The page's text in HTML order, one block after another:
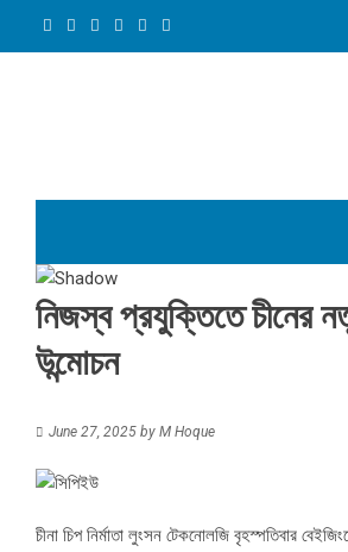
নিজস্ব প্রযুক্তিতে চীনের
উন্মোচন
June 27, 2025 by M Hoque
চীনা চিপ নির্মাতা লুংসন টেকনোলজি বৃহস্পতিবার